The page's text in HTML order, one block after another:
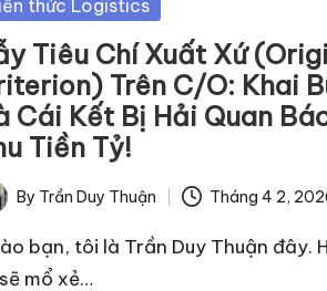
thức Logistics
Tiêu Chí Xuất Xứ
Trên C/O: Khai
Cái Kết Bị Hải Quan
Tiền Tỷ!
By Trần Duy Thuận Tháng 4 2,
bạn, tôi là Trần Duy Thuận đây.
mổ xẻ…